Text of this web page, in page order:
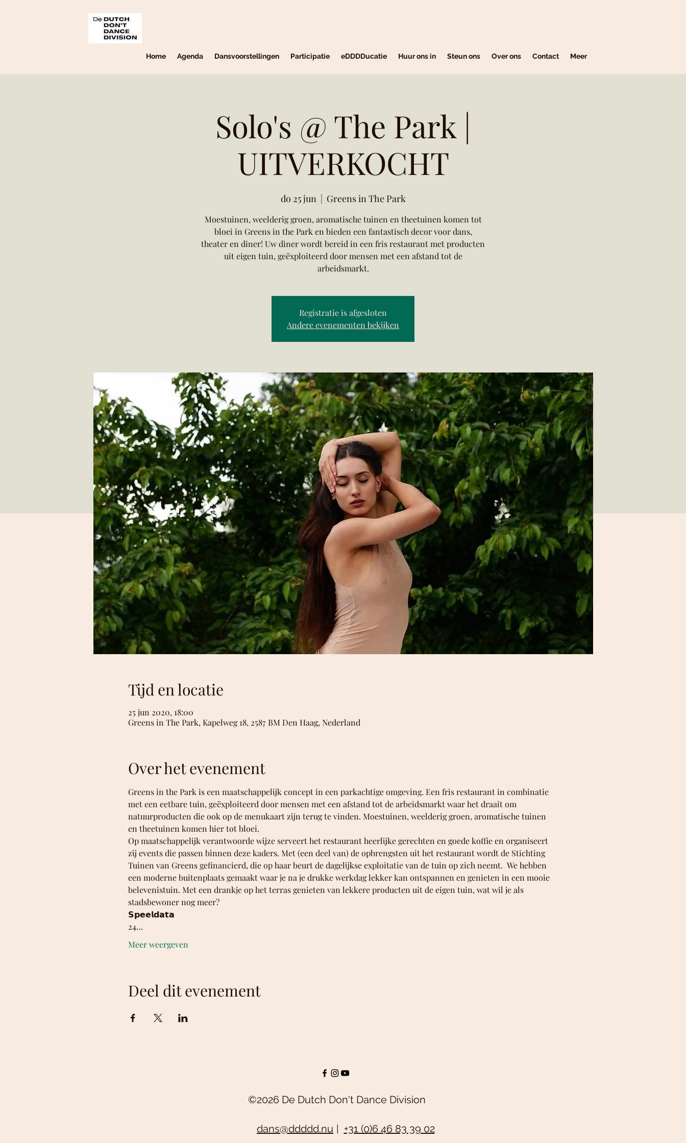
Home Agenda Dansvoorstellingen Participatie eDDDDucatie Huur ons in Steun ons Over ons Contact Meer
Solo's @ The Park |
UITVERKOCHT
do 25 jun
  |
Greens in The Park
Moestuinen, weelderig groen, aromatische tuinen en theetuinen komen tot
bloei in Greens in the Park en bieden een fantastisch decor voor dans,
theater en diner! Uw diner wordt bereid in een fris restaurant met producten
uit eigen tuin, geëxploiteerd door mensen met een afstand tot de
arbeidsmarkt.
Registratie is afgesloten
Andere evenementen bekijken
Tijd en locatie
25 jun 2020, 18:00
Greens in The Park, Kapelweg 18, 2587 BM Den Haag, Nederland
Over het evenement
Greens in the Park is een maatschappelijk concept in een parkachtige omgeving. Een fris restaurant in combinatie
met een eetbare tuin, geëxploiteerd door mensen met een afstand tot de arbeidsmarkt waar het draait om
natuurproducten die ook op de menukaart zijn terug te vinden. Moestuinen, weelderig groen, aromatische tuinen
en theetuinen komen hier tot bloei.
Op maatschappelijk verantwoorde wijze serveert het restaurant heerlijke gerechten en goede koffie en organiseert
zij events die passen binnen deze kaders. Met (een deel van) de opbrengsten uit het restaurant wordt de Stichting
Tuinen van Greens gefinancierd, die op haar beurt de dagelijkse exploitatie van de tuin op zich neemt.  We hebben
een moderne buitenplaats gemaakt waar je na je drukke werkdag lekker kan ontspannen en genieten in een mooie
belevenistuin. Met een drankje op het terras genieten van lekkere producten uit de eigen tuin, wat wil je als
stadsbewoner nog meer?
𝗦𝗽𝗲𝗲𝗹𝗱𝗮𝘁𝗮
24…
Meer weergeven
Deel dit evenement
©2026 De Dutch Don't Dance Division
dans@ddddd.nu | +31 (0)6 46 83 39 02